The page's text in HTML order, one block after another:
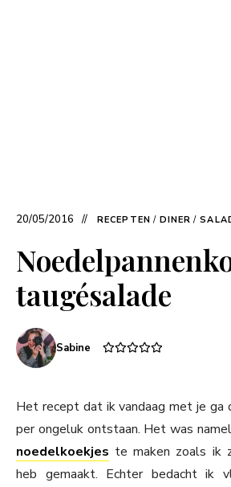
20/05/2016 RECEPTEN / DINER /
taugésalade
Sabine
Het recept dat ik vandaag met je ga
per ongeluk ontstaan. Het was
noedelkoekjes te maken zoals ik
heb gemaakt. Echter bedacht ik